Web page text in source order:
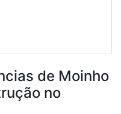
de Moinho
no